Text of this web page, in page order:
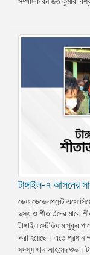
টাঙ্গাইল-৭ আসনের
ডেফ ডেভেলপমেন্ট
দুস্থ ও শীতার্তদের মাঝে
টাঙ্গাইল স্টেডিয়াম পুকুর
করা হয়েছে। এতে প্রধান
সদস্য খান আহমেদ শুভ।